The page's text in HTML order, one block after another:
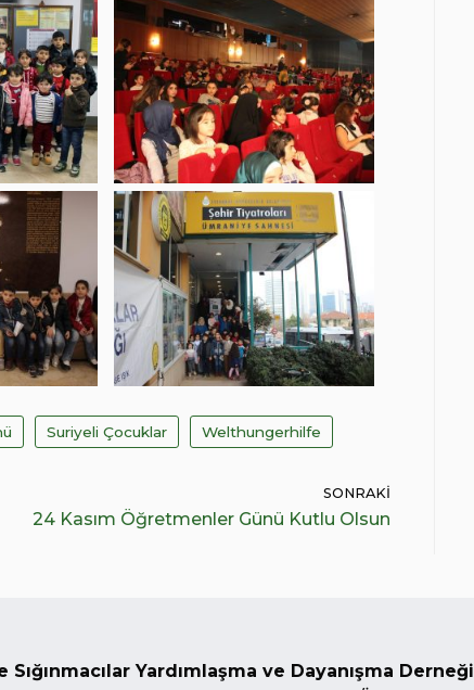
Suriyeli Çocuklar Welthungerhilfe
SONRAKI
24 Kasım Öğretmenler Günü Kutlu Olsun
Yardımlaşma ve Dayanışma Derneği